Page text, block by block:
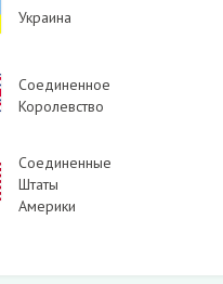
Украина
Соединенное
Королевство
Соединенные
Штаты
Америки